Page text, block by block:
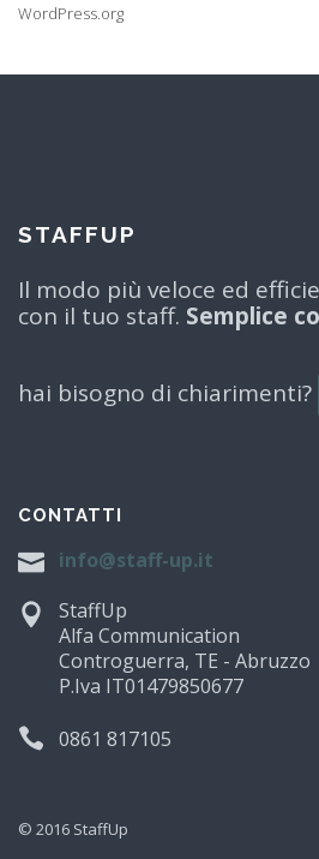
WordPress.org
STAFFUP
Il modo più veloce ed
con il tuo staff. Semplice
hai bisogno di chiarimenti?
CONTATTI
info@staff-up.it
StaffUp
Alfa Communication
Controguerra, TE - Abruzzo
P.Iva IT01479850677
0861 817105
© 2016 StaffUp